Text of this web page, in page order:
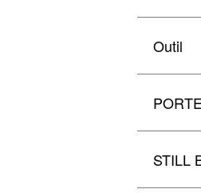
Outil
STILL